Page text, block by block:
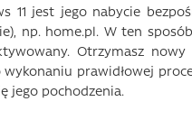
11 jest jego nabycie
np. home.pl. W ten
Otrzymasz
prawidłowej
jego pochodzenia.